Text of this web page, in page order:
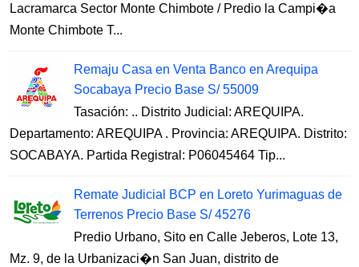
Lacramarca Sector Monte Chimbote / Predio la Campi�a
Monte Chimbote T...
Remaju Casa en Venta Banco en Arequipa
Socabaya Precio Base S/ 55009
Tasación: .. Distrito Judicial: AREQUIPA.
Departamento: AREQUIPA . Provincia: AREQUIPA. Distrito:
SOCABAYA. Partida Registral: P06045464 Tip...
Remate Judicial BCP en Loreto Yurimaguas de
Terrenos Precio Base S/ 45276
Predio Urbano, Sito en Calle Jeberos, Lote 13,
Mz. 9, de la Urbanizaci�n San Juan, distrito de